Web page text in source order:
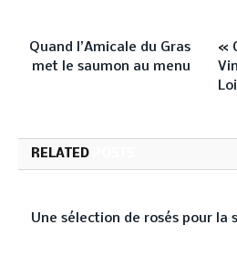
Quand l’Amicale du Gras
met le saumon au menu
«
RELATED
Une sélection de rosés pour la